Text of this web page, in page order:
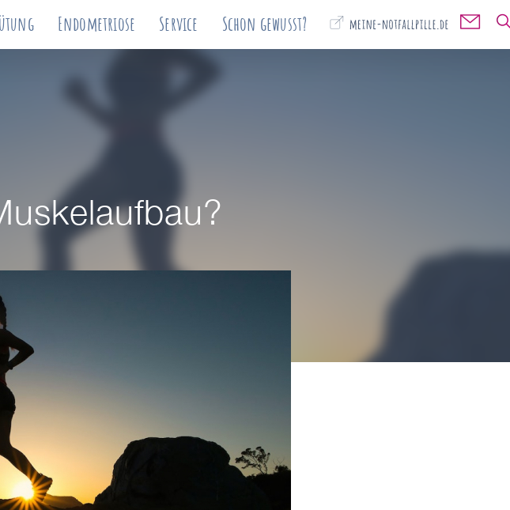
Endometriose Service Schon gewusst? ✉️